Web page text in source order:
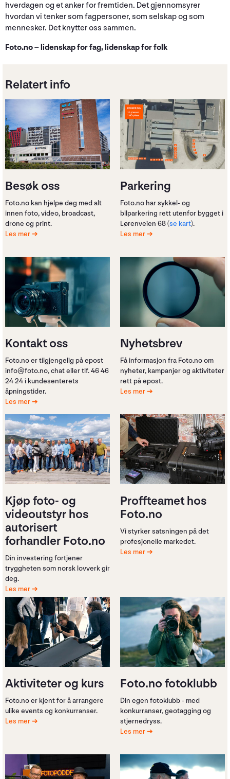
hverdagen og et anker for fremtiden. Det gjennomsyrer
hvordan vi tenker som fagpersoner, som selskap og som
mennesker. Det knytter oss sammen.
Foto.no – lidenskap for fag, lidenskap for folk
Relatert info
Besøk oss
Foto.no kan hjelpe deg med alt
innen foto, video, broadcast,
drone og print.
Les mer
Parkering
Foto.no har sykkel- og
bilparkering rett utenfor bygget i
Lørenveien 68 (se kart).
Les mer
Kontakt oss
Foto.no er tilgjengelig på epost
info@foto.no, chat eller tlf. 46 46
24 24 i kundesenterets
åpningstider.
Les mer
Nyhetsbrev
Få informasjon fra Foto.no om
nyheter, kampanjer og aktiviteter
rett på epost.
Les mer
Kjøp foto- og
videoutstyr hos
autorisert
forhandler Foto.no
Din investering fortjener
tryggheten som norsk lovverk gir
deg.
Les mer
Proffteamet hos
Foto.no
Vi styrker satsningen på det
profesjonelle markedet.
Les mer
Aktiviteter og kurs
Foto.no er kjent for å arrangere
ulike events og konkurranser.
Les mer
Foto.no fotoklubb
Din egen fotoklubb - med
konkurranser, geotagging og
stjernedryss.
Les mer